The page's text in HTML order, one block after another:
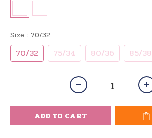
Size : 70/32
70/32 75/34 80/36 85/38
ADD TO CART